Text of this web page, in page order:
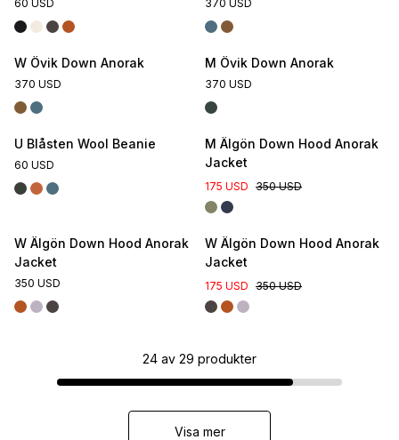
60 USD 370 USD
W Övik Down Anorak
370 USD
M Övik Down Anorak
370 USD
U Blåsten Wool Beanie
60 USD
M Älgön Down Hood Anorak
Jacket
175 USD 350 USD
W Älgön Down Hood Anorak
Jacket
350 USD
W Älgön Down Hood Anorak
Jacket
175 USD 350 USD
24 av 29 produkter
Visa mer